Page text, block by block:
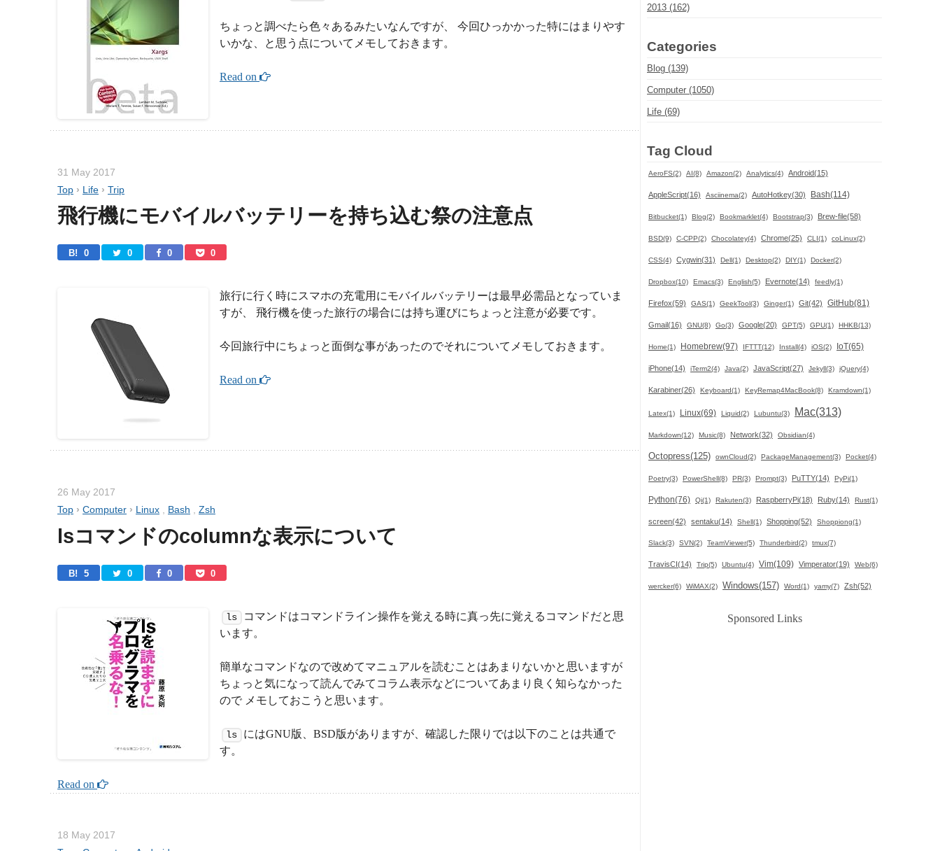
ちょっと調べたら色々あるみたいなんですが、 今回ひっかかった特にはまりやす
いかな、と思う点についてメモしておきます。
Read on
31 May 2017
Top › Life › Trip
飛行機にモバイルバッテリーを持ち込む祭の注意点
B! 0 0 0 0
旅行に行く時にスマホの充電用にモバイルバッテリーは最早必需品となっていま
すが、 飛行機を使った旅行の場合には持ち運びにちょっと注意が必要です。
今回旅行中にちょっと面倒な事があったのでそれについてメモしておきます。
Read on
26 May 2017
Top › Computer › Linux , Bash , Zsh
lsコマンドのcolumnな表示について
B! 5 0 0 0
ls
コマンドはコマンドライン操作を覚える時に真っ先に覚えるコマンドだと思
います。
簡単なコマンドなので改めてマニュアルを読むことはあまりないかと思いますが
ちょっと気になって読んでみてコラム表示などについてあまり良く知らなかった
ので メモしておこうと思います。
ls
にはGNU版、BSD版がありますが、確認した限りでは以下のことは共通で
す。
Read on
18 May 2017
2013 (162)
Categories
Blog (139)
Computer (1050)
Life (69)
Tag Cloud
AeroFS(2) AI(8) Amazon(2) Analytics(4) Android(15)
AppleScript(16) Asciinema(2) AutoHotkey(30) Bash(114)
Bitbucket(1) Blog(2) Bookmarklet(4) Bootstrap(3) Brew-file(58)
BSD(9) C-CPP(2) Chocolatey(4) Chrome(25) CLI(1) coLinux(2)
CSS(4) Cygwin(31) Dell(1) Desktop(2) DIY(1) Docker(2)
Dropbox(10) Emacs(3) English(5) Evernote(14) feedly(1)
Firefox(59) GAS(1) GeekTool(3) Ginger(1) Git(42) GitHub(81)
Gmail(16) GNU(8) Go(3) Google(20) GPT(5) GPU(1) HHKB(13)
Home(1) Homebrew(97) IFTTT(12) Install(4) iOS(2) IoT(65)
iPhone(14) iTerm2(4) Java(2) JavaScript(27) Jekyll(3) jQuery(4)
Karabiner(26) Keyboard(1) KeyRemap4MacBook(8) Kramdown(1)
Latex(1) Linux(69) Liquid(2) Lubuntu(3) Mac(313)
Markdown(12) Music(8) Network(32) Obsidian(4)
Octopress(125) ownCloud(2) PackageManagement(3) Pocket(4)
Poetry(3) PowerShell(8) PR(3) Prompt(3) PuTTY(14) PyPi(1)
Python(76) Qi(1) Rakuten(3) RaspberryPi(18) Ruby(14) Rust(1)
screen(42) sentaku(14) Shell(1) Shopping(52) Shoppiong(1)
Slack(3) SVN(2) TeamViewer(5) Thunderbird(2) tmux(7)
TravisCI(14) Trip(5) Ubuntu(4) Vim(109) Vimperator(19) Web(6)
wercker(6) WiMAX(2) Windows(157) Word(1) yamy(7) Zsh(52)
Sponsored Links